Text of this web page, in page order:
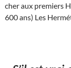
cher aux premiers
600 ans) Les